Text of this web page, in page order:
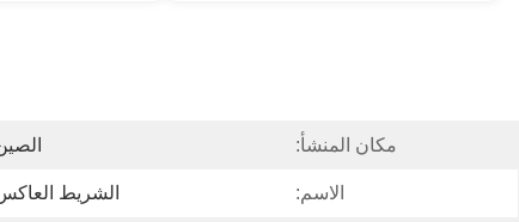
مكان المنشأ:
الاسم: الشريط